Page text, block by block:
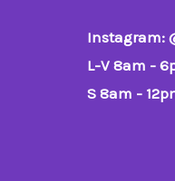
Instagram:
L-V 8am -
S 8am -